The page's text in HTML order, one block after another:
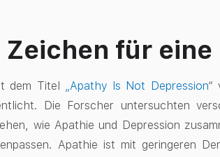
für eine
dem Titel „Apathy Is Not Depression“
Die Forscher untersuchten
wie Apathie und Depression
Apathie ist mit geringeren